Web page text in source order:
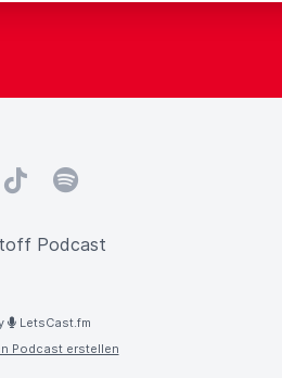
TikTokSpotify
Podcast
LetsCast.fm
Podcast erstellen